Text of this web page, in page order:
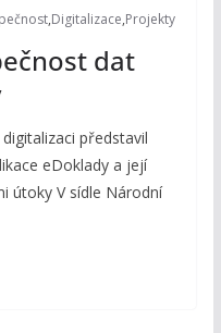
,Digitalizace,Projekty
dat
představil
eDoklady a její
útoky V sídle Národní